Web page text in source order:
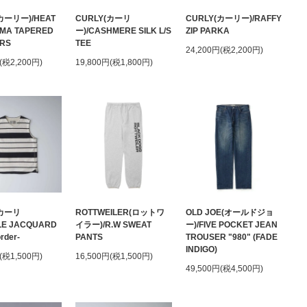
ーリー)/HEAT
TAPERED
2,200円)
CURLY(カーリ
ー)/CASHMERE SILK L/S
TEE
19,800円(税1,800円)
CURLY(カーリー)/RAFFY
ZIP PARKA
24,200円(税2,200円)
ーリ
JACQUARD
1,500円)
ROTTWEILER(ロットワ
イラー)/R.W SWEAT
PANTS
16,500円(税1,500円)
OLD JOE(オールドジョ
ー)/FIVE POCKET JEAN
TROUSER "980" (FADE
INDIGO)
49,500円(税4,500円)